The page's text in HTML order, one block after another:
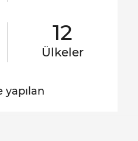
12
Ülkeler
yapılan